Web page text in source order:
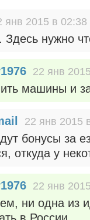
янв 2015 в 02:38
Здесь нужно
22 янв
машины и
22 янв 2015
бонусы за
откуда у
22 янв
ни одна из